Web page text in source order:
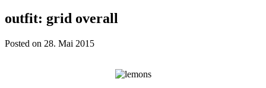
outfit: grid overall
Posted on 28. Mai 2015